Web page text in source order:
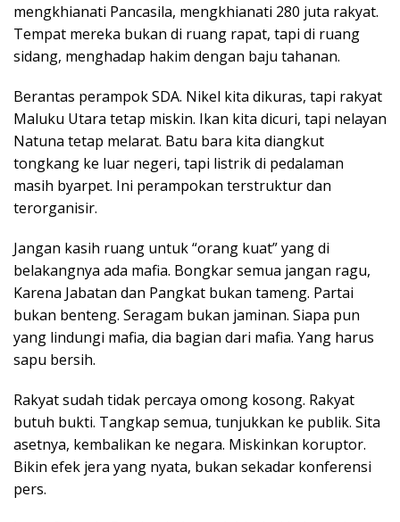
mengkhianati Pancasila, mengkhianati 280 juta rakyat.
Tempat mereka bukan di ruang rapat, tapi di ruang
sidang, menghadap hakim dengan baju tahanan.
Berantas perampok SDA. Nikel kita dikuras, tapi rakyat
Maluku Utara tetap miskin. Ikan kita dicuri, tapi nelayan
Natuna tetap melarat. Batu bara kita diangkut
tongkang ke luar negeri, tapi listrik di pedalaman
masih byarpet. Ini perampokan terstruktur dan
terorganisir.
Jangan kasih ruang untuk “orang kuat” yang di
belakangnya ada mafia. Bongkar semua jangan ragu,
Karena Jabatan dan Pangkat bukan tameng. Partai
bukan benteng. Seragam bukan jaminan. Siapa pun
yang lindungi mafia, dia bagian dari mafia. Yang harus
sapu bersih.
Rakyat sudah tidak percaya omong kosong. Rakyat
butuh bukti. Tangkap semua, tunjukkan ke publik. Sita
asetnya, kembalikan ke negara. Miskinkan koruptor.
Bikin efek jera yang nyata, bukan sekadar konferensi
pers.